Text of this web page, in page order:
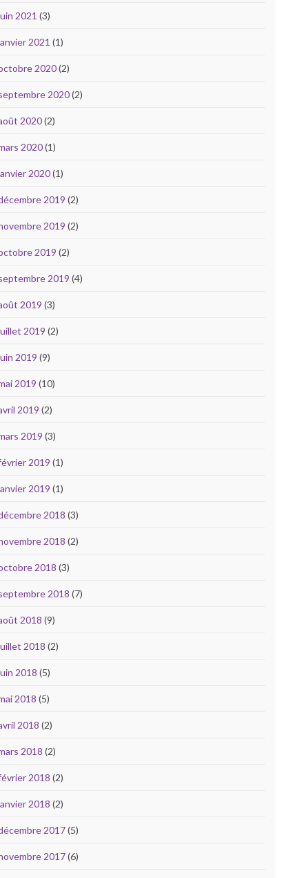
2021 (3)
2021 (1)
2020(2)
2020(2)
2020(2)
2020(1)
2020(1)
2019 (2)
2019 (2)
2019 (2)
2019 (4)
2019 (3)
2019 (2)
2019 (9)
2019 (10)
2019 (2)
2019 (3)
2019 (1)
2019 (1)
2018 (3)
2018 (2)
2018 (3)
2018 (7)
2018 (9)
2018 (2)
2018 (5)
2018 (5)
2018 (2)
2018 (2)
2018 (2)
2018 (2)
2017(5)
2017(6)